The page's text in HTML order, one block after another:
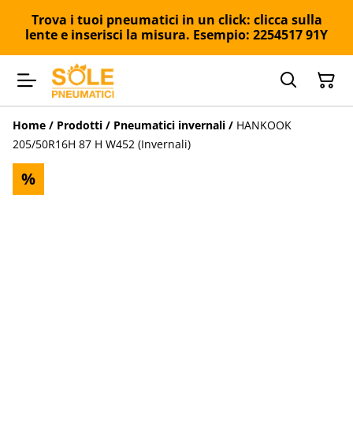
Trova i tuoi pneumatici in un click: clicca sulla
lente e inserisci la misura. Esempio: 2254517 91Y
Home / Prodotti / Pneumatici invernali / HANKOOK
205/50R16H 87 H W452 (Invernali)
%